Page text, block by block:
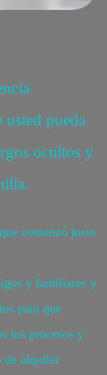
usted pueda
ocultos y
comenzó justo
y familiares y
para que
los procesos y
de alquiler